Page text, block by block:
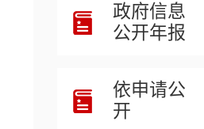
政府信息
公开年报
依申请公
开